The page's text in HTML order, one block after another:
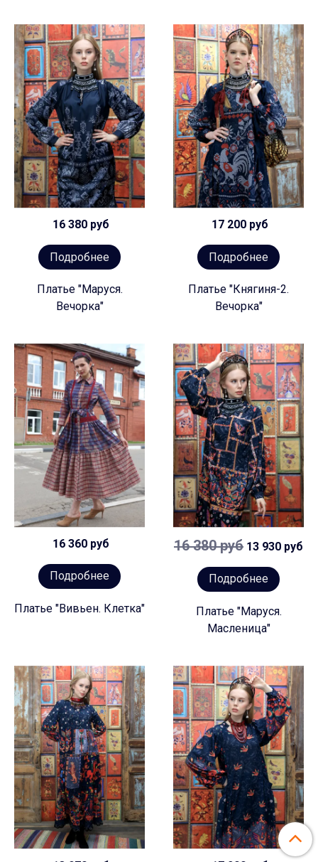
16 380 руб
Подробнее
Платье "Маруся.
Вечорка"
17 200 руб
Подробнее
Платье "Княгиня-2.
Вечорка"
16 360 руб
Подробнее
Платье "Вивьен. Клетка"
16 380 руб 13 930 руб
Подробнее
Платье "Маруся.
Масленица"